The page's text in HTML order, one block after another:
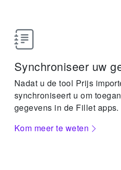
Synchroniseer uw
Nadat u de tool Prijs
synchroniseert u om
gegevens in de Fillet apps.
Kom meer te weten